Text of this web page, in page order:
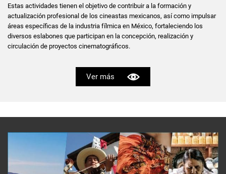
Estas actividades tienen el objetivo de contribuir a la formación y
actualización profesional de los cineastas mexicanos, así como impulsar
áreas específicas de la industria fílmica en México, fortaleciendo los
diversos eslabones que participan en la concepción, realización y
circulación de proyectos cinematográficos.
Ver más